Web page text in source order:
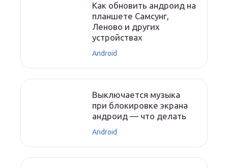
Как обновить андроид на
планшете Самсунг,
Леново и других
устройствах
Android
Выключается музыка
при блокировке экрана
андроид — что делать
Android